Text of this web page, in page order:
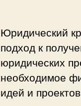
Юридический
подход к
юридических
необходимое
идей и